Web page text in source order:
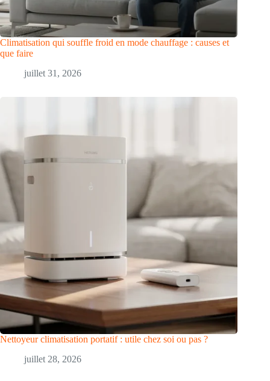
Climatisation qui souffle froid en mode chauffage : causes et
que faire
juillet 31, 2026
Nettoyeur climatisation portatif : utile chez soi ou pas ?
juillet 28, 2026